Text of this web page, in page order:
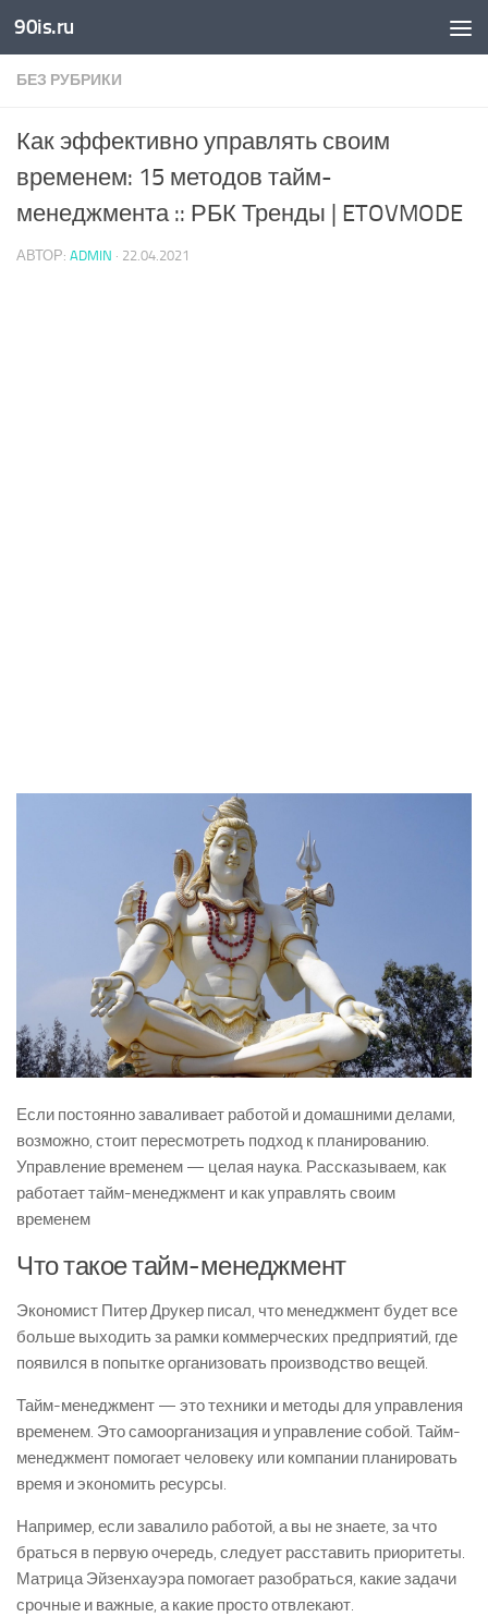
Skip to content
90is.ru
БЕЗ РУБРИКИ
Как эффективно управлять своим
временем: 15 методов тайм-
менеджмента :: РБК Тренды | ETOVMODE
АВТОР: ADMIN · 22.04.2021
Если постоянно заваливает работой и домашними делами,
возможно, стоит пересмотреть подход к планированию.
Управление временем — целая наука. Рассказываем, как
работает тайм-менеджмент и как управлять своим
временем
Что такое тайм-менеджмент
Экономист Питер Друкер писал, что менеджмент будет все
больше выходить за рамки коммерческих предприятий, где
появился в попытке организовать производство вещей.
Тайм-менеджмент — это техники и методы для управления
временем. Это самоорганизация и управление собой. Тайм-
менеджмент помогает человеку или компании планировать
время и экономить ресурсы.
Например, если завалило работой, а вы не знаете, за что
браться в первую очередь, следует расставить приоритеты.
Матрица Эйзенхауэра помогает разобраться, какие задачи
срочные и важные, а какие просто отвлекают.